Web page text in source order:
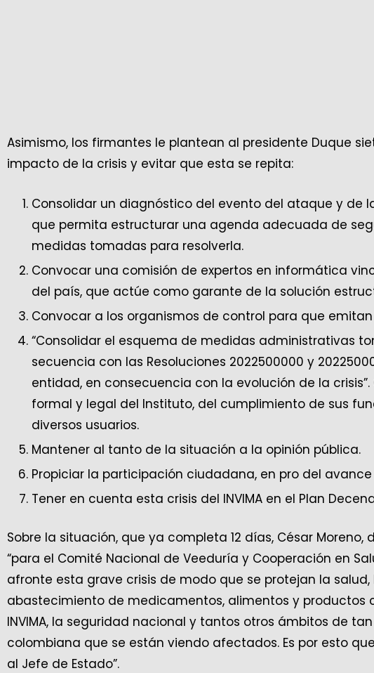
Asimismo, los firmantes le plantean al presidente Duque
impacto de la crisis y evitar que esta se repita:
Consolidar un diagnóstico del evento del ataque y de
que permita estructurar una agenda adecuada de
medidas tomadas para resolverla.
Convocar una comisión de expertos en informática
del país, que actúe como garante de la solución
Convocar a los organismos de control para que
“Consolidar el esquema de medidas administrativas
secuencia con las Resoluciones 2022500000 y
entidad, en consecuencia con la evolución de la
formal y legal del Instituto, del cumplimiento de sus
diversos usuarios.
Mantener al tanto de la situación a la opinión pública.
Propiciar la participación ciudadana, en pro del
Tener en cuenta esta crisis del INVIMA en el Plan
Sobre la situación, que ya completa 12 días, César
“para el Comité Nacional de Veeduría y Cooperación en
afronte esta grave crisis de modo que se protejan la
abastecimiento de medicamentos, alimentos y
INVIMA, la seguridad nacional y tantos otros ámbitos de
colombiana que se están viendo afectados. Es por esto
al Jefe de Estado”.